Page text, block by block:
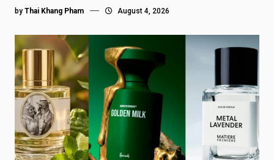
by Thai Khang Pham August 4, 2026